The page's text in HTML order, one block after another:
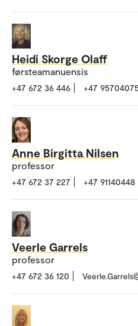
Heidi Skorge Olaff
førsteamanuensis
+47 672 36 446 +47
Anne Birgitta Nilsen
professor
+47 672 37 227 +47 91140448
Veerle Garrels
professor
+47 672 36 120